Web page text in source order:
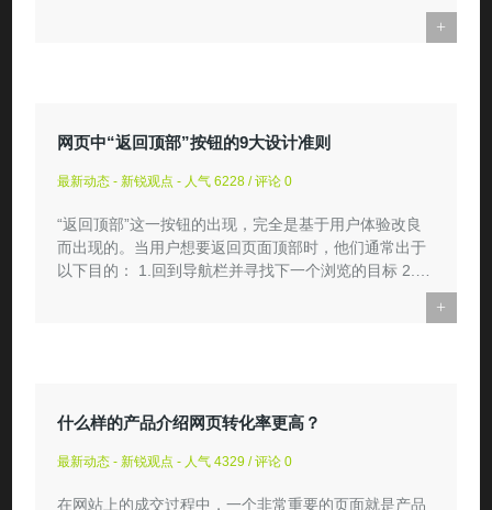
+
网页中“返回顶部”按钮的9大设计准则
最新动态 - 新锐观点 - 人气 6228 / 评论 0
“返回顶部”这一按钮的出现，完全是基于用户体验改良
而出现的。当用户想要返回页面顶部时，他们通常出于
以下目的： 1.回到导航栏并寻找下一个浏览的目标 2.
+
什么样的产品介绍网页转化率更高？
最新动态 - 新锐观点 - 人气 4329 / 评论 0
在网站上的成交过程中，一个非常重要的页面就是产品